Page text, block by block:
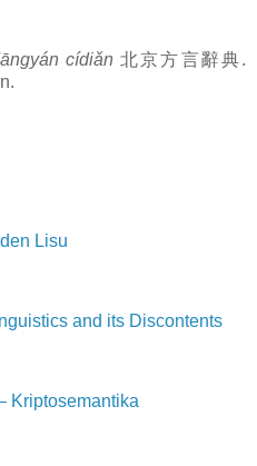
cídiǎn 北京方言辭典.
Lisu
and its Discontents
Kriptosemantika